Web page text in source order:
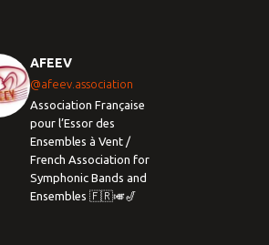
AFEEV
@afeev.association
Association Française
pour l’Essor des
Ensembles à Vent /
French Association for
Symphonic Bands and
Ensembles 🇫🇷🎺🎷